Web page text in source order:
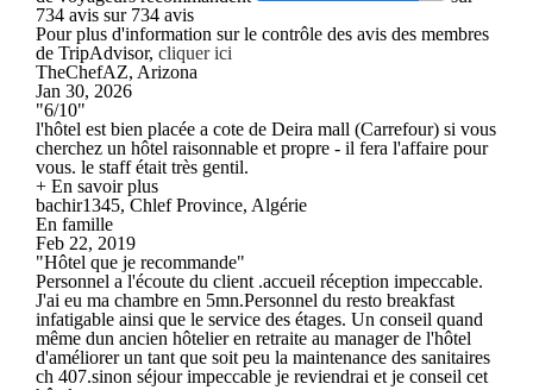
734 avis sur 734 avis
Pour plus d'information sur le contrôle des avis des membres
de TripAdvisor, cliquer ici
TheChefAZ, Arizona
Jan 30, 2026
"6/10"
l'hôtel est bien placée a cote de Deira mall (Carrefour) si vous
cherchez un hôtel raisonnable et propre - il fera l'affaire pour
vous. le staff était très gentil.
+ En savoir plus
bachir1345, Chlef Province, Algérie
En famille
Feb 22, 2019
"Hôtel que je recommande"
Personnel a l'écoute du client .accueil réception impeccable.
J'ai eu ma chambre en 5mn.Personnel du resto breakfast
infatigable ainsi que le service des étages. Un conseil quand
même dun ancien hôtelier en retraite au manager de l'hôtel
d'améliorer un tant que soit peu la maintenance des sanitaires
ch 407.sinon séjour impeccable je reviendrai et je conseil cet